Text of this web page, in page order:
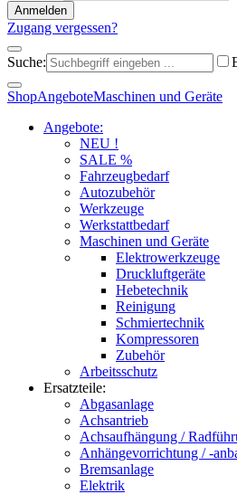
Anmelden
Zugang vergessen?
Suche:
ShopAngeboteMaschinen und Geräte
Angebote:
NEU !
SALE %
Fahrzeugbedarf
Autozubehör
Werkzeuge
Werkstattbedarf
Maschinen und Geräte
Elektrowerkzeuge
Druckluftgeräte
Hebetechnik
Reinigung
Schmiertechnik
Kompressoren
Zubehör
Arbeitsschutz
Ersatzteile:
Abgasanlage
Achsantrieb
Achsaufhängung /
Anhängevorrichtung / -
Bremsanlage
Elektrik